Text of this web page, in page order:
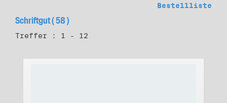
Bestellliste
Schriftgut ( 58 )
Treffer : 1 - 12